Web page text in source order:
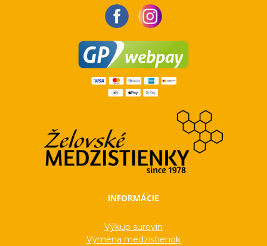
INFORMÁCIE
Výkup surovín
Výmena medzistienok